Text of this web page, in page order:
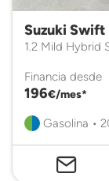
Suzuki Swift
1.2 Mild Hybrid
Financia desde
196€/mes*
Gasolina •